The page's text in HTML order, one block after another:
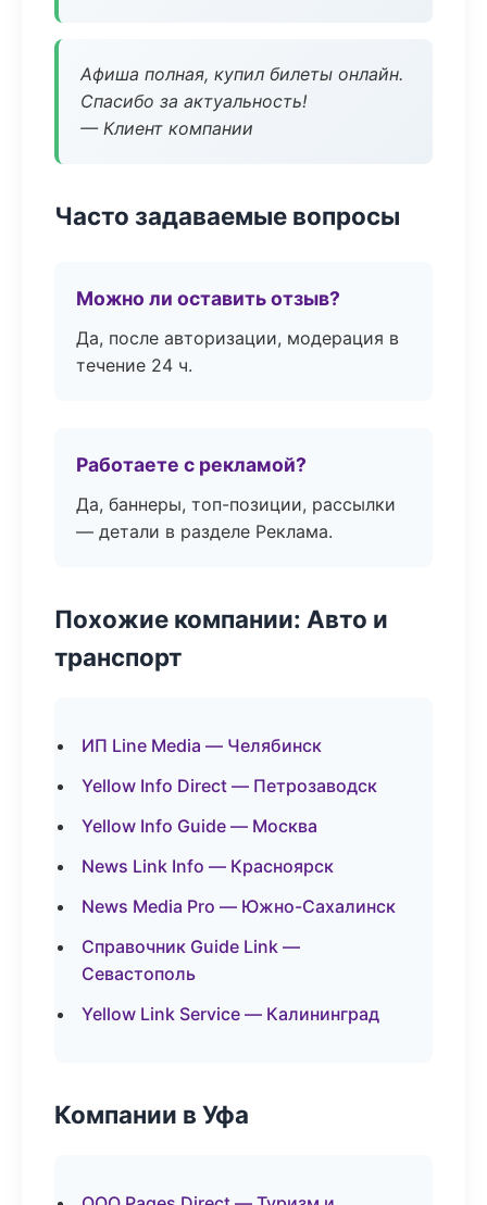
Афиша полная, купил билеты онлайн.
Спасибо за актуальность!
— Клиент компании
Часто задаваемые вопросы
Можно ли оставить отзыв?
Да, после авторизации, модерация в
течение 24 ч.
Работаете с рекламой?
Да, баннеры, топ-позиции, рассылки
— детали в разделе Реклама.
Похожие компании: Авто и
транспорт
ИП Line Media — Челябинск
Yellow Info Direct — Петрозаводск
Yellow Info Guide — Москва
News Link Info — Красноярск
News Media Pro — Южно-Сахалинск
Справочник Guide Link —
Севастополь
Yellow Link Service — Калининград
Компании в Уфа